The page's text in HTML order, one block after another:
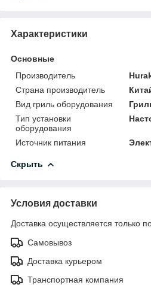
Характеристики
Основные
Производитель
Страна производитель
Вид гриль оборудования
Тип установки
оборудования
Источник питания
Скрыть
Условия доставки
Доставка осуществляется только
Самовывоз
Доставка курьером
Транспортная компания